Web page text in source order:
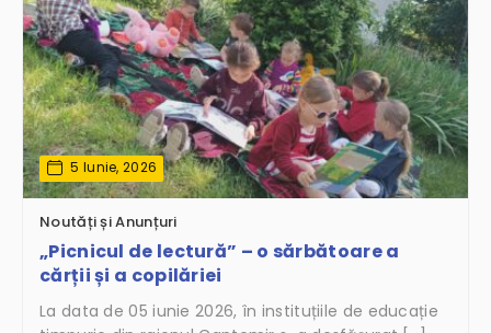
5 Iunie, 2026
Noutăți și Anunțuri
„Picnicul de lectură” – o sărbătoare a
cărții și a copilăriei
La data de 05 iunie 2026, în instituțiile de educație